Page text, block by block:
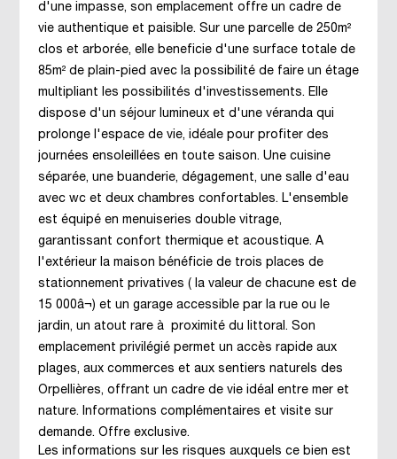
d'une impasse, son emplacement offre un cadre de
vie authentique et paisible. Sur une parcelle de 250m²
clos et arborée, elle beneficie d'une surface totale de
85m² de plain-pied avec la possibilité de faire un étage
multipliant les possibilités d'investissements. Elle
dispose d'un séjour lumineux et d'une véranda qui
prolonge l'espace de vie, idéale pour profiter des
journées ensoleillées en toute saison. Une cuisine
séparée, une buanderie, dégagement, une salle d'eau
avec wc et deux chambres confortables. L'ensemble
est équipé en menuiseries double vitrage,
garantissant confort thermique et acoustique. A
l'extérieur la maison bénéficie de trois places de
stationnement privatives ( la valeur de chacune est de
15 000â¬) et un garage accessible par la rue ou le
jardin, un atout rare à proximité du littoral. Son
emplacement privilégié permet un accès rapide aux
plages, aux commerces et aux sentiers naturels des
Orpellières, offrant un cadre de vie idéal entre mer et
nature. Informations complémentaires et visite sur
demande. Offre exclusive.
Les informations sur les risques auxquels ce bien est